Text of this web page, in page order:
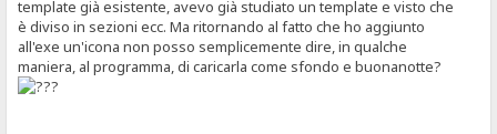
template già esistente, avevo già studiato un template e visto che
è diviso in sezioni ecc. Ma ritornando al fatto che ho aggiunto
all'exe un'icona non posso semplicemente dire, in qualche
maniera, al programma, di caricarla come sfondo e buonanotte?